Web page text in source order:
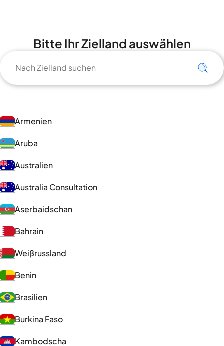
Bitte Ihr Zielland auswählen
Armenien
Aruba
Australien
Australia Consultation
Aserbaidschan
Bahrain
Weißrussland
Benin
Brasilien
Burkina Faso
Kambodscha